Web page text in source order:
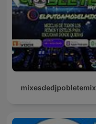
mixesdedjpobletemix